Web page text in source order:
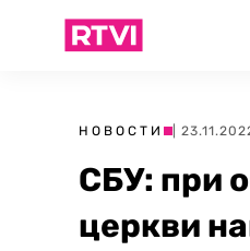
НОВОСТИ |
СБУ: при
церкви